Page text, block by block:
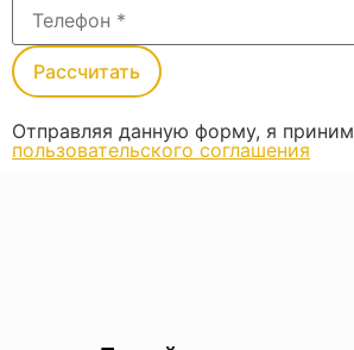
Рассчитать
Отправляя данную форму, я
пользовательского соглашения